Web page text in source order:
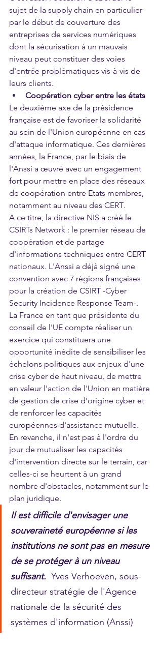
sujet de la supply chain en particulier
par le début de couverture des
entreprises de services numériques
dont la sécurisation à un mauvais
niveau peut constituer des voies
d'entrée problématiques vis-à-vis de
leurs clients.
Coopération cyber entre les états
Le deuxième axe de la présidence
française est de favoriser la solidarité
au sein de l'Union européenne en cas
d'attaque informatique. Ces dernières
années, la France, par le biais de
l'Anssi a œuvré avec un engagement
fort pour mettre en place des réseaux
de coopération entre Etats membres,
notamment au niveau des CERT.
A ce titre, la directive NIS a créé le
CSIRTs Network : le premier réseau de
coopération et de partage
d'informations techniques entre CERT
nationaux. L'Anssi a déjà signé une
convention avec 7 régions françaises
pour la création de CSIRT -Cyber
Security Incidence Response Team-.
La France en tant que présidente du
conseil de l'UE compte réaliser un
exercice qui constituera une
opportunité inédite de sensibiliser les
échelons politiques aux enjeux d'une
crise cyber de haut niveau, de mettre
en valeur l'action de l'Union en matière
de gestion de crise d'origine cyber et
de renforcer les capacités
européennes d'assistance mutuelle.
En revanche, il n'est pas à l'ordre du
jour de mutualiser les capacités
d'intervention directe sur le terrain, car
celles-ci se heurtent à un grand
nombre d'obstacles, notamment sur le
plan juridique.
Il est difficile d'envisager une
souveraineté européenne si les
institutions ne sont pas en mesure
de se protéger à un niveau
suffisant. Yves Verhoeven, sous-
directeur stratégie de l'Agence
nationale de la sécurité des
systèmes d'information (Anssi)